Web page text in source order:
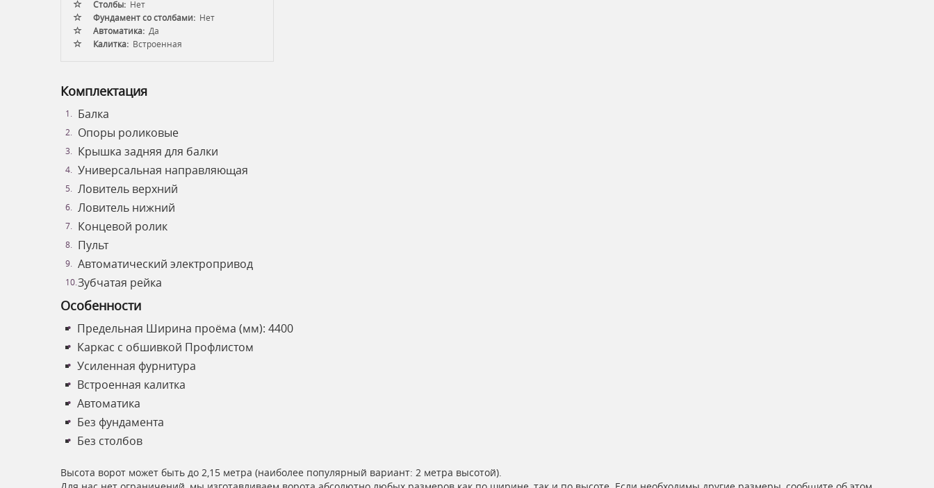
Столбы: Нет
Фундамент со столбами: Нет
Автоматика: Да
Калитка: Встроенная
Комплектация
Балка
Опоры роликовые
Крышка задняя для балки
Универсальная направляющая
Ловитель верхний
Ловитель нижний
Концевой ролик
Пульт
Автоматический электропривод
Зубчатая рейка
Особенности
Предельная Ширина проёма (мм): 4400
Каркас с обшивкой Профлистом
Усиленная фурнитура
Встроенная калитка
Автоматика
Без фундамента
Без столбов
Высота ворот может быть до 2,15 метра (наиболее популярный вариант: 2 метра высотой).